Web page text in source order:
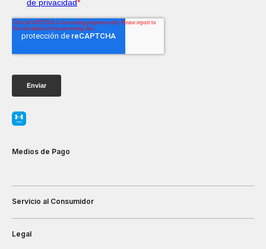
Medios de Pago
Servicio al Consumidor
Legal